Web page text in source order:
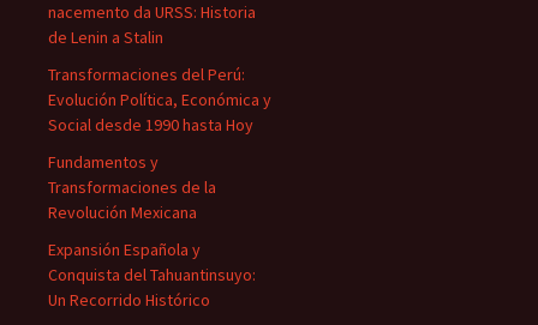
nacemento da URSS: Historia
de Lenin a Stalin
Transformaciones del Perú:
Evolución Política, Económica y
Social desde 1990 hasta Hoy
Fundamentos y
Transformaciones de la
Revolución Mexicana
Expansión Española y
Conquista del Tahuantinsuyo:
Un Recorrido Histórico